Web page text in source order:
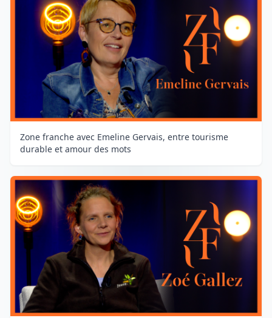
Zone franche avec Emeline Gervais, entre tourisme
durable et amour des mots